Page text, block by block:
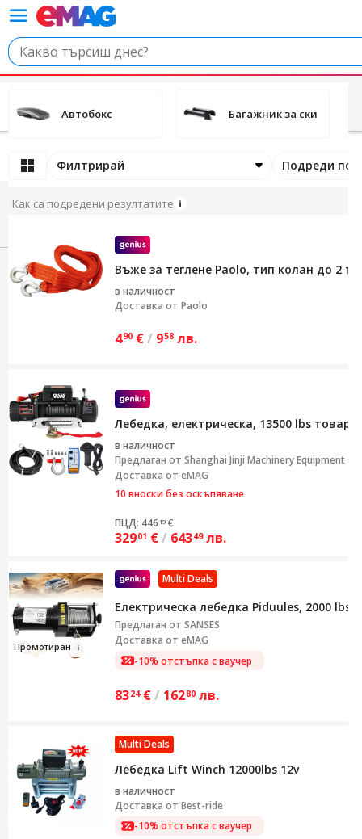
Автобокс Багажник за ски
Филтрирай Подреди по
Как са подредени резултатите
Въже за теглене Paolo, тип колан до 2
в наличност
Доставка от Paolo
490 €/ 958 лв.
Лебедка, електрическа, 13500 lbs
в наличност
Предлаган от Shanghai Jinji Machinery Equipment
Доставка от eMAG
10 вноски без оскъпяване
ПЦД: 446 19 €
32901 €/ 64349 лв.
Промотиран
Multi Deals
Електрическа лебедка Piduules, 2000
Предлаган от SANSES
Доставка от eMAG
-10% отстъпка с ваучер
8324 €/ 16280 лв.
Multi Deals
Лебедка Lift Winch 12000lbs 12v
в наличност
Доставка от Best-ride
-10% отстъпка с ваучер